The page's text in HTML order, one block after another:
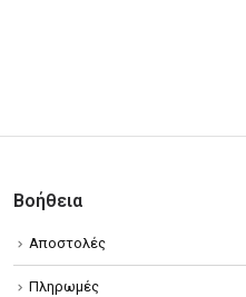
Βοήθεια
Αποστολές
Πληρωμές